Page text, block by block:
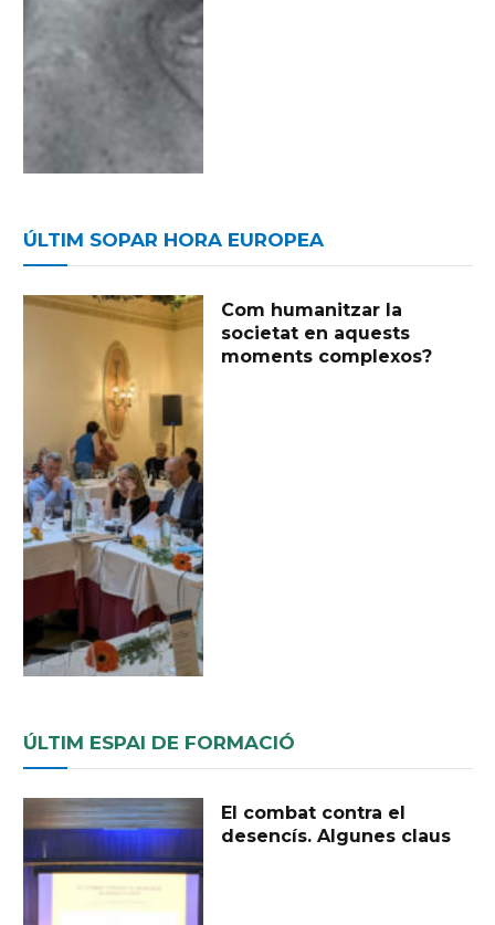
ÚLTIM SOPAR HORA EUROPEA
Com humanitzar la
societat en aquests
moments complexos?
ÚLTIM ESPAI DE FORMACIÓ
El combat contra el
desencís. Algunes claus